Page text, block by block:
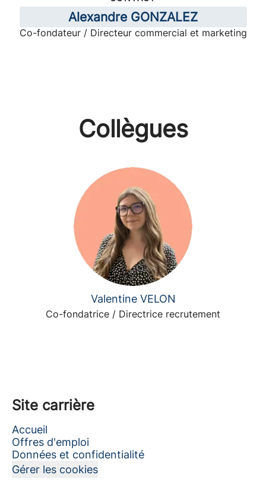
Alexandre GONZALEZ
Co-fondateur / Directeur commercial et marketing
Collègues
Valentine VELON
Co-fondatrice / Directrice recrutement
Site carrière
Accueil
Offres d'emploi
Données et confidentialité
Gérer les cookies